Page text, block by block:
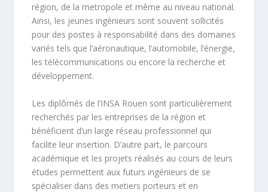
région, de la metropole et même au niveau national.
Ainsi, les jeunes ingénieurs sont souvent sollicités
pour des postes à responsabilité dans des domaines
variés tels que l’aéronautique, l’automobile, l’énergie,
les télécommunications ou encore la recherche et
développement.
Les diplômés de l’INSA Rouen sont particulièrement
recherchés par les entreprises de la région et
bénéficient d’un large réseau professionnel qui
facilite leur insertion. D’autre part, le parcours
académique et les projets réalisés au cours de leurs
études permettent aux futurs ingénieurs de se
spécialiser dans des metiers porteurs et en